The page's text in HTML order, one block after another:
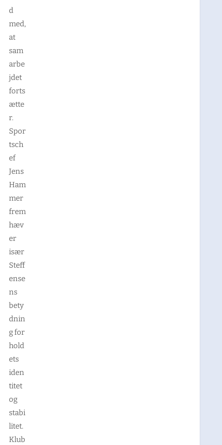
d
med,
at
sam
arbe
jdet
forts
ætte
r.
Spor
tsch
ef
Jens
Ham
mer
frem
hæv
er
især
Steff
ense
ns
bety
dnin
g for
hold
ets
iden
titet
og
stabi
litet.
Klub